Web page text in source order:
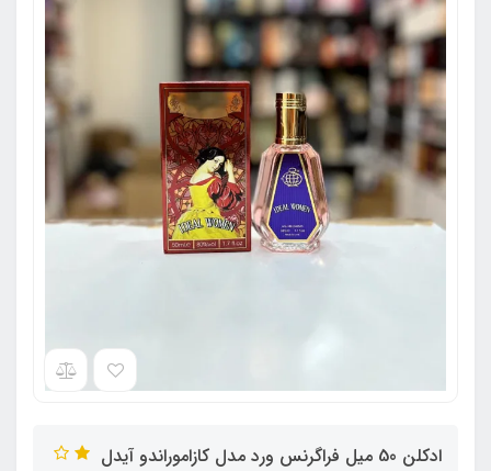
ادکلن 50 میل فراگرنس ورد مدل کازاموراندو آیدل